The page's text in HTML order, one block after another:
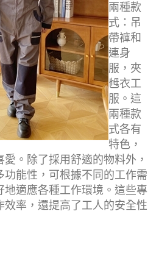
兩種款
式：吊
帶褲和
連身
服，夾
乸衣工
服。這
兩種款
式各有
特色，
。除了採用舒適的物料外，
功能性，可根據不同的工作需
地適應各種工作環境。這些專
效率，還提高了工人的安全性